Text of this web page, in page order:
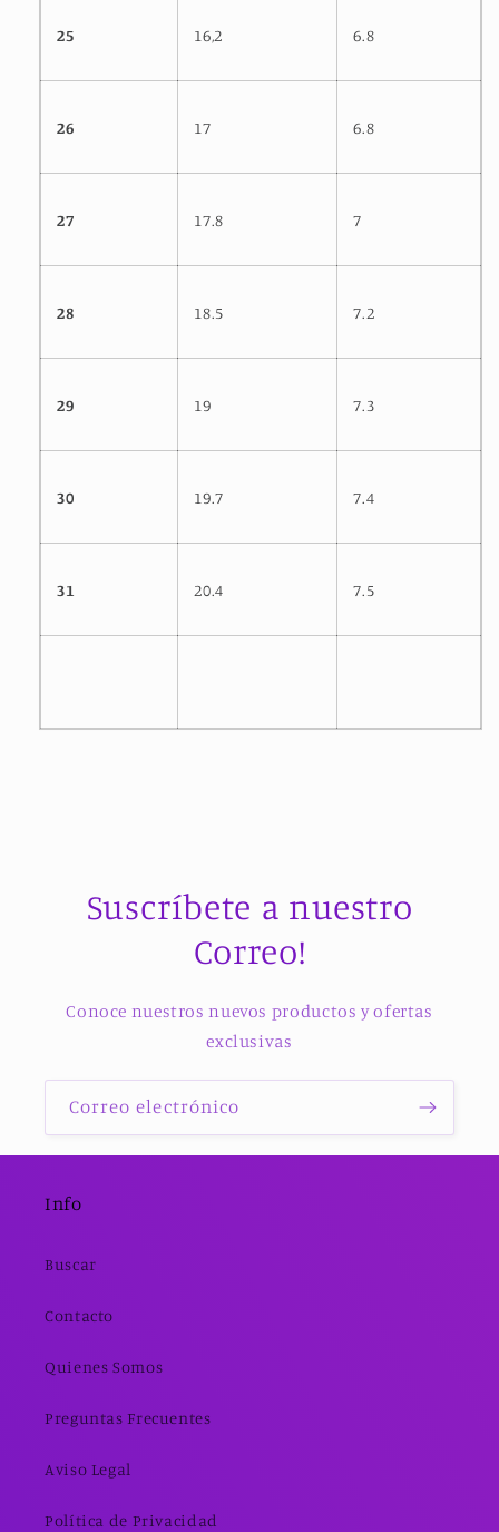
25 16,2 6.8
26 17 6.8
27 17.8 7
28 18.5 7.2
29 19 7.3
30 19.7 7.4
31 20.4 7.5
Suscríbete a nuestro
Correo!
Conoce nuestros nuevos productos y ofertas
exclusivas
Correo electrónico
Info
Buscar
Contacto
Quienes Somos
Preguntas Frecuentes
Aviso Legal
Política de Privacidad